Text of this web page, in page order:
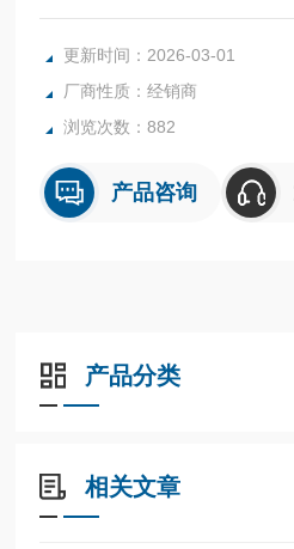
滤器 费斯托油雾器 FESTO传感
全系列产品大量现货请咨询上海
更新时间：2026-03-01
厂商性质：经销商
浏览次数：882
产品咨询
产品分类
相关文章